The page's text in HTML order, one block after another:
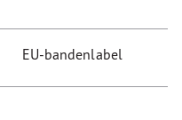
EU-bandenlabel